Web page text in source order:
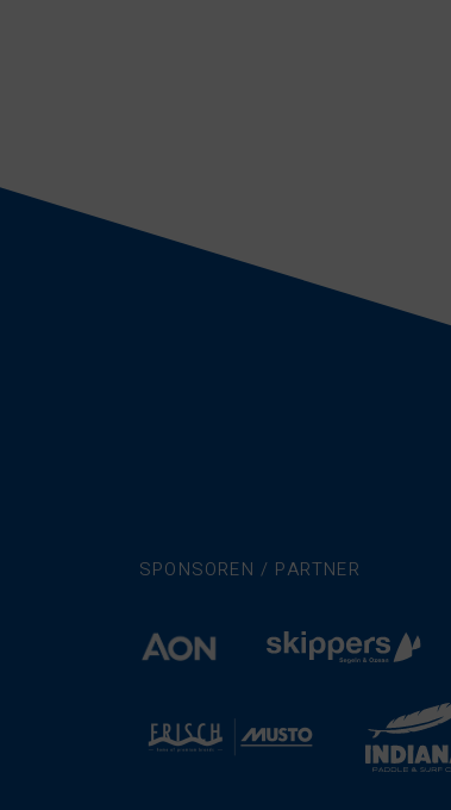
SPONSOREN / PARTNER